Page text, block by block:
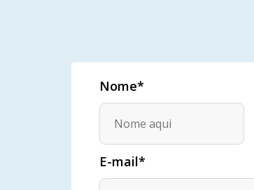
Nome*
E-mail*